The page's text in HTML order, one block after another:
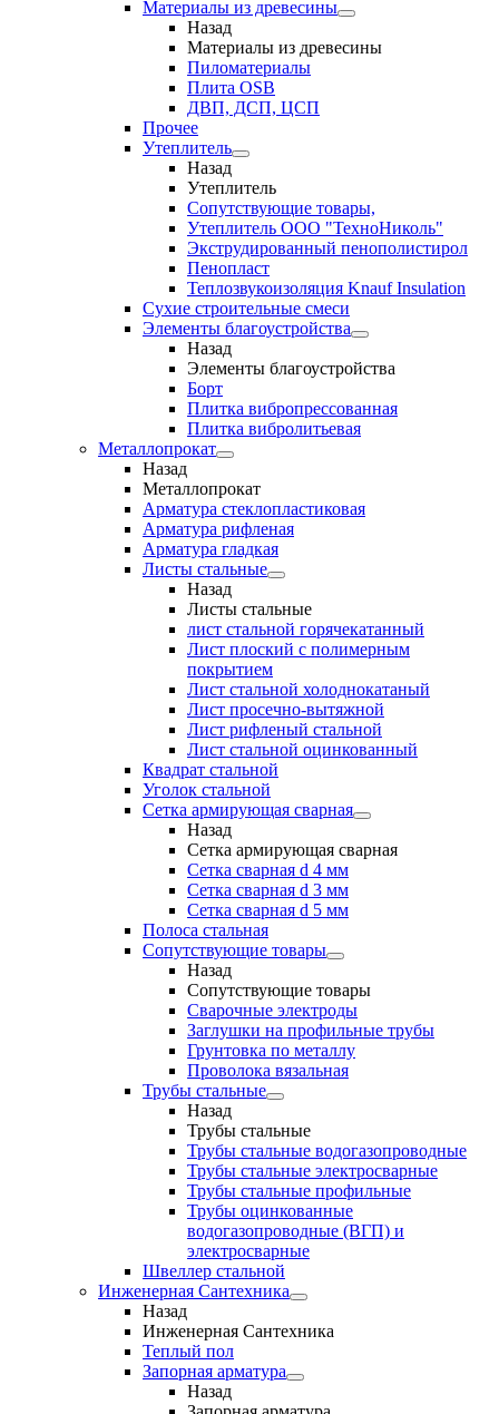
Материалы из древесины
Назад
Материалы из древесины
Пиломатериалы
Плита OSB
ДВП, ДСП, ЦСП
Прочее
Утеплитель
Назад
Утеплитель
Сопутствующие товары,
Утеплитель ООО "ТехноНиколь"
Экструдированный пенополистирол
Пенопласт
Теплозвукоизоляция Knauf Insulation
Сухие строительные смеси
Элементы благоустройства
Назад
Элементы благоустройства
Борт
Плитка вибропрессованная
Плитка вибролитьевая
Металлопрокат
Назад
Металлопрокат
Арматура стеклопластиковая
Арматура рифленая
Арматура гладкая
Листы стальные
Назад
Листы стальные
лист стальной горячекатанный
Лист плоский с полимерным
покрытием
Лист стальной холоднокатаный
Лист просечно-вытяжной
Лист рифленый стальной
Лист стальной оцинкованный
Квадрат стальной
Уголок стальной
Сетка армирующая сварная
Назад
Сетка армирующая сварная
Сетка сварная d 4 мм
Сетка сварная d 3 мм
Сетка сварная d 5 мм
Полоса стальная
Сопутствующие товары
Назад
Сопутствующие товары
Сварочные электроды
Заглушки на профильные трубы
Грунтовка по металлу
Проволока вязальная
Трубы стальные
Назад
Трубы стальные
Трубы стальные водогазопроводные
Трубы стальные электросварные
Трубы стальные профильные
Трубы оцинкованные
водогазопроводные (ВГП) и
электросварные
Швеллер стальной
Инженерная Сантехника
Назад
Инженерная Сантехника
Теплый пол
Запорная арматура
Назад